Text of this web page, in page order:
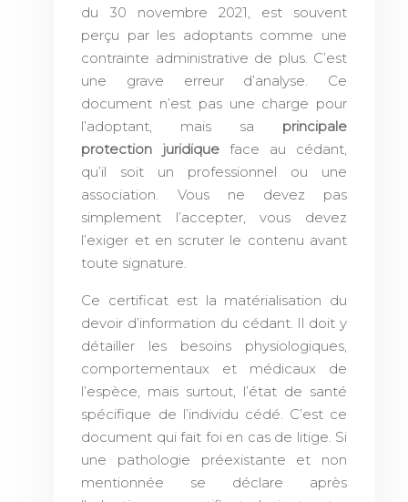
du 30 novembre 2021, est souvent
perçu par les adoptants comme une
contrainte administrative de plus. C’est
une grave erreur d’analyse. Ce
document n’est pas une charge pour
l’adoptant, mais sa principale
protection juridique face au cédant,
qu’il soit un professionnel ou une
association. Vous ne devez pas
simplement l’accepter, vous devez
l’exiger et en scruter le contenu avant
toute signature.
Ce certificat est la matérialisation du
devoir d’information du cédant. Il doit y
détailler les besoins physiologiques,
comportementaux et médicaux de
l’espèce, mais surtout, l’état de santé
spécifique de l’individu cédé. C’est ce
document qui fait foi en cas de litige. Si
une pathologie préexistante et non
mentionnée se déclare après